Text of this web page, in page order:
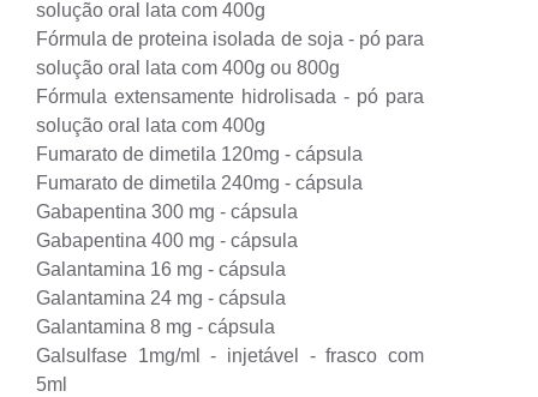
solução oral lata com 400g
Fórmula de proteina isolada de soja - pó para
solução oral lata com 400g ou 800g
Fórmula extensamente hidrolisada - pó para
solução oral lata com 400g
Fumarato de dimetila 120mg - cápsula
Fumarato de dimetila 240mg - cápsula
Gabapentina 300 mg - cápsula
Gabapentina 400 mg - cápsula
Galantamina 16 mg - cápsula
Galantamina 24 mg - cápsula
Galantamina 8 mg - cápsula
Galsulfase 1mg/ml - injetável - frasco com
5ml